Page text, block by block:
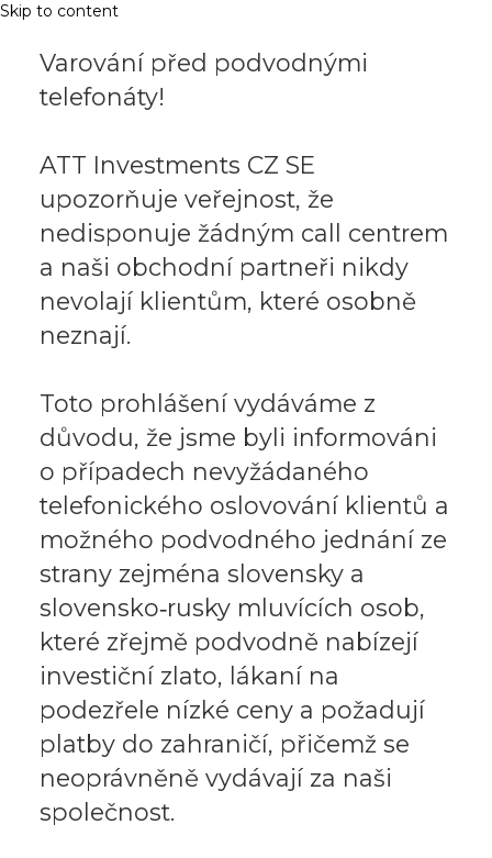
Skip to content
Varování před podvodnými
telefonáty!
ATT Investments CZ SE
upozorňuje veřejnost, že
nedisponuje žádným call centrem
a naši obchodní partneři nikdy
nevolají klientům, které osobně
neznají.
Toto prohlášení vydáváme z
důvodu, že jsme byli informováni
o případech nevyžádaného
telefonického oslovování klientů a
možného podvodného jednání ze
strany zejména slovensky a
slovensko‑rusky mluvících osob,
které zřejmě podvodně nabízejí
investiční zlato, lákaní na
podezřele nízké ceny a požadují
platby do zahraničí, přičemž se
neoprávněně vydávají za naši
společnost.